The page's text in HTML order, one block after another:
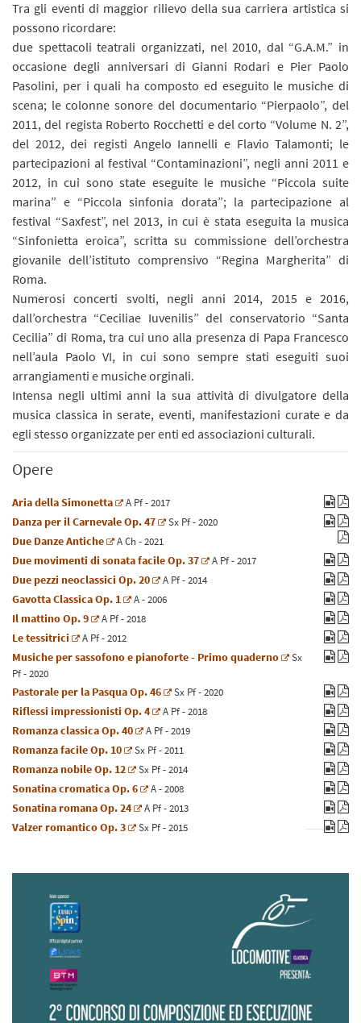
Tra gli eventi di maggior rilievo della sua carriera artistica si
possono ricordare:
due spettacoli teatrali organizzati, nel 2010, dal “G.A.M.” in
occasione degli anniversari di Gianni Rodari e Pier Paolo
Pasolini, per i quali ha composto ed eseguito le musiche di
scena; le colonne sonore del documentario “Pierpaolo”, del
2011, del regista Roberto Rocchetti e del corto “Volume N. 2”,
del 2012, dei registi Angelo Iannelli e Flavio Talamonti; le
partecipazioni al festival “Contaminazioni”, negli anni 2011 e
2012, in cui sono state eseguite le musiche “Piccola suite
marina” e “Piccola sinfonia dorata”; la partecipazione al
festival “Saxfest”, nel 2013, in cui è stata eseguita la musica
“Sinfonietta eroica”, scritta su commissione dell’orchestra
giovanile dell’istituto comprensivo “Regina Margherita” di
Roma.
Numerosi concerti svolti, negli anni 2014, 2015 e 2016,
dall’orchestra “Ceciliae Iuvenilis” del conservatorio “Santa
Cecilia” di Roma, tra cui uno alla presenza di Papa Francesco
nell’aula Paolo VI, in cui sono sempre stati eseguiti suoi
arrangiamenti e musiche orginali.
Intensa negli ultimi anni la sua attività di divulgatore della
musica classica in serate, eventi, manifestazioni curate e da
egli stesso organizzate per enti ed associazioni culturali.
Opere
Aria della Simonetta A Pf- 2017
Danza per il Carnevale Op. 47 Sx Pf- 2020
Due Danze Antiche ACh- 2021
Due movimenti di sonata facile Op. 37 A Pf- 2017
Due pezzi neoclassici Op. 20 A Pf- 2014
Gavotta Classica Op. 1 A- 2006
Il mattino Op. 9 A Pf- 2018
Le tessitrici A Pf- 2012
Musiche per sassofono e pianoforte - Primo quaderno
Sx
Pf- 2020
Pastorale per la Pasqua Op. 46 Sx Pf- 2020
Riflessi impressionisti Op. 4 A Pf- 2018
Romanza classica Op. 40 A Pf- 2019
Romanza facile Op. 10 Sx Pf- 2011
Romanza nobile Op. 12 Sx Pf- 2014
Sonatina cromatica Op. 6 A- 2008
Sonatina romana Op. 24 A Pf- 2013
Valzer romantico Op. 3 Sx Pf- 2015